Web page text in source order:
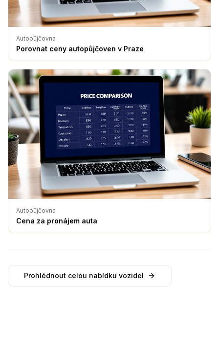
Autopůjčovna
Porovnat ceny autopůjčoven v Praze
Autopůjčovna
Cena za pronájem auta
Prohlédnout celou nabídku vozidel